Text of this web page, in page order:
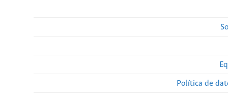
Política de